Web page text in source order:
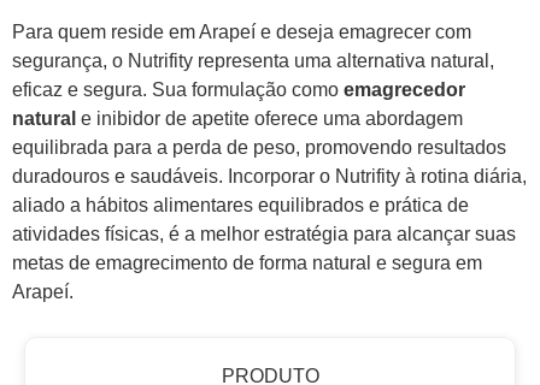
Para quem reside em Arapeí e deseja emagrecer com
segurança, o Nutrifity representa uma alternativa natural,
eficaz e segura. Sua formulação como emagrecedor
natural e inibidor de apetite oferece uma abordagem
equilibrada para a perda de peso, promovendo resultados
duradouros e saudáveis. Incorporar o Nutrifity à rotina diária,
aliado a hábitos alimentares equilibrados e prática de
atividades físicas, é a melhor estratégia para alcançar suas
metas de emagrecimento de forma natural e segura em
Arapeí.
PRODUTO